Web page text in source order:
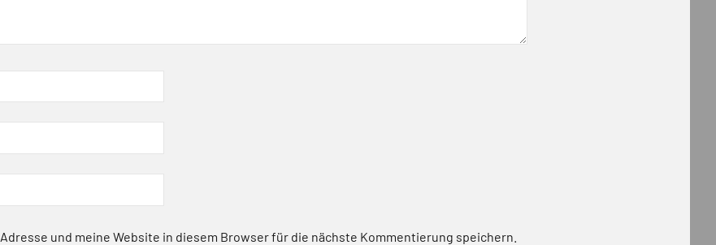
und meine Website in diesem Browser für die nächste Kommentierung speichern.